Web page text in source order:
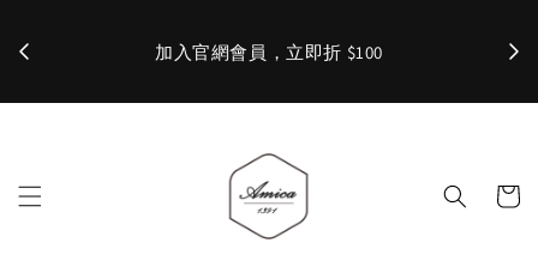
加入官網會員，立即折 $100 ✨